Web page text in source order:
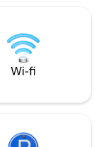
og smukt ud og
øhistorie virkelig
Wi-fi